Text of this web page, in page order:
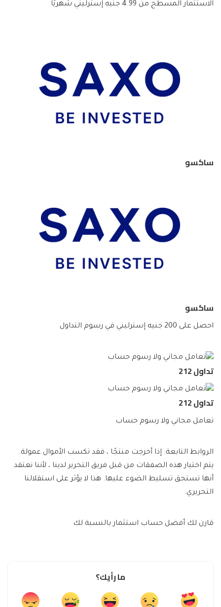
الاستثمار المسطح من 4.99 جنيه إسترليني شهريًا
ساكسو
ساكسو
احصل على 200 جنيه إسترليني في رسوم التداول
تداول 212
تداول 212
تعامل مجاني ولا رسوم حساب
الروابط التابعة: إذا أخرجت منتجًا ، فقد تكسب الأموال عمولة.
يتم اختيار هذه الصفقات من قبل فريق التحرير لدينا ، لأننا نعتقد
أنها تستحق تسليط الضوء عليها. هذا لا يؤثر على استقلالنا
التحريري.
قارن لك أفضل حساب استثمار بالنسبة لك
ما رأيك؟